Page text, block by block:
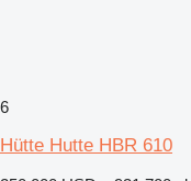
6
Hütte Hutte HBR 610